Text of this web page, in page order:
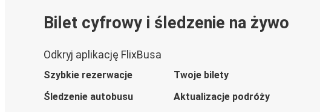
Bilet cyfrowy i śledzenie na żywo
Odkryj aplikację FlixBusa
Szybkie rezerwacje
Twoje bilety
Śledzenie autobusu
Aktualizacje podróży